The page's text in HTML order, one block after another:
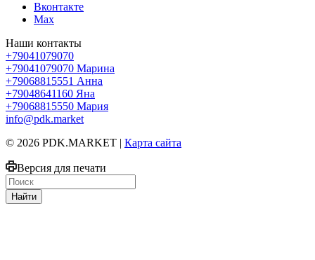
Вконтакте
Max
Наши контакты
+79041079070
+79041079070 Марина
+79068815551 Анна
+79048641160 Яна
+79068815550 Мария
info@pdk.market
© 2026 PDK.MARKET | Карта сайта
Версия для печати
Найти